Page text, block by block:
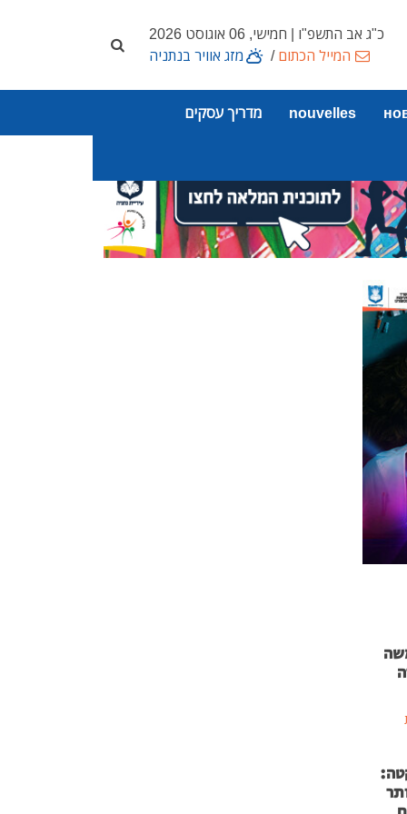
כ"ג אב התשפ"ו | חמישי, 06 אוגוסט 2026
המייל הכתום/ מזג אוויר בנתניה
nouvelles מדריך עסקים
נמשה
אותר